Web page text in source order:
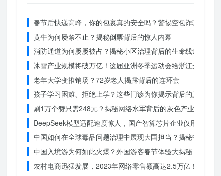
春节后快递高峰，你的包裹真的安全吗？警惕空包诈骗
黄牛为何屡禁不止？揭秘倒票背后的惊人内幕
消防通道为何屡屡被占？揭秘小区治理背后的生命线危机
冰雪产业规模将破万亿！这届亚洲冬季运动会给浙江企业带
老年大学变推销场？72岁老人揭露背后的连环套
孩子学习困难、拒绝上学？这些门诊为你揭示背后的真相
刷1万个赞只需248元？揭秘网络水军背后的灰色产业链
DeepSeek模型适配速度惊人，国产智算芯片企业仅用一周
中国如何在全球毒品问题治理中展现大国担当？揭秘中国方
中国入境游为何如此火爆？外国游客春节体验大揭秘
农村电商迅猛发展，2023年网络零售额高达2.5万亿！你还在